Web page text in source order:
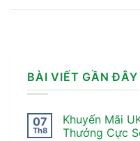
BÀI VIẾT GẦN ĐÂY
07
Th8
Khuyến Mãi
Thưởng Cực